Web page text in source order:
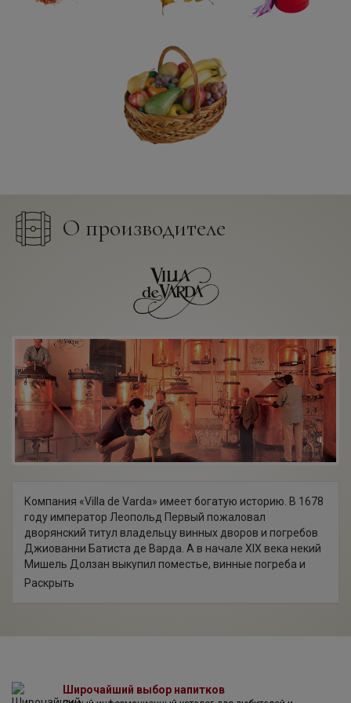
О производителе
Компания «Villa de Varda» имеет богатую историю. В 1678
году император Леопольд Первый пожаловал
дворянский титул владельцу винных дворов и погребов
Джиованни Батиста де Варда. А в начале XIX века некий
Мишель Долзан выкупил поместье, винные погреба и
бренд, и начал на винодельне Де Варда эксперименты
был удостоен титула Рыцаря Итальянской республики,
Раскрыть
Широчайший выбор напитков